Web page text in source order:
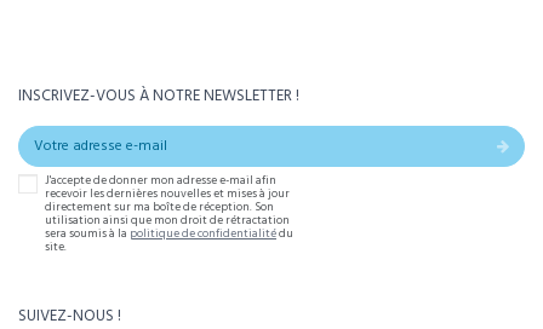
INSCRIVEZ-VOUS À NOTRE NEWSLETTER !
J'accepte de donner mon adresse e-mail afin
recevoir les dernières nouvelles et mises à jour
directement sur ma boîte de réception. Son
utilisation ainsi que mon droit de rétractation
sera soumis à la politique de confidentialitédu
site.
SUIVEZ-NOUS !